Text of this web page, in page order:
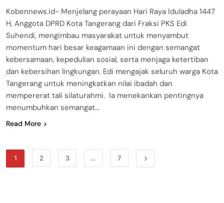
Kobennews.id- Menjelang perayaan Hari Raya Iduladha 1447
H, Anggota DPRD Kota Tangerang dari Fraksi PKS Edi
Suhendi, mengimbau masyarakat untuk menyambut
momentum hari besar keagamaan ini dengan semangat
kebersamaan, kepedulian sosial, serta menjaga ketertiban
dan kebersihan lingkungan. Edi mengajak seluruh warga Kota
Tangerang untuk meningkatkan nilai ibadah dan
mempererat tali silaturahmi. Ia menekankan pentingnya
menumbuhkan semangat…
Read More
1 2 3 … 7